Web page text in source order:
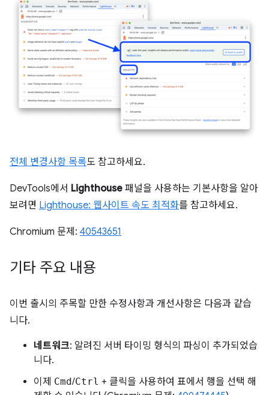
전체 변경사항 목록도 참고하세요.
DevTools에서 Lighthouse 패널을 사용하는 기본사항을 알아
보려면 Lighthouse: 웹사이트 속도 최적화를 참고하세요.
Chromium 문제: 40543651
기타 주요 내용
이번 출시의 주목할 만한 수정사항과 개선사항은 다음과 같습
니다.
네트워크: 알려진 서버 타이밍 형식의 파싱이 추가되었습
니다.
이제 Cmd/Ctrl + 클릭을 사용하여 표에서 행을 선택 해